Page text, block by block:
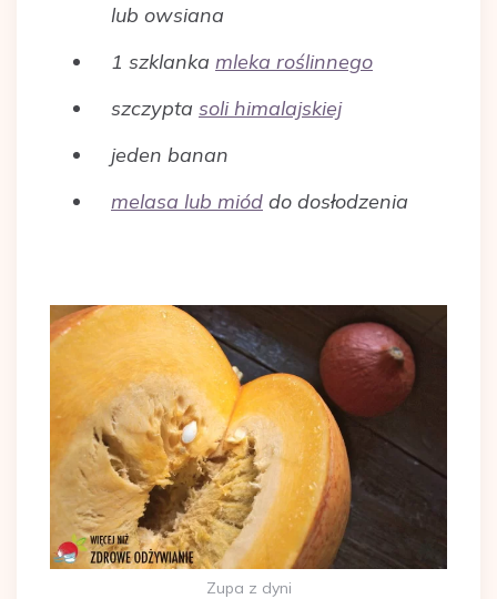
lub owsiana
1 szklanka mleka roślinnego
szczypta soli himalajskiej
jeden banan
melasa lub miód do dosłodzenia
Zupa z dyni